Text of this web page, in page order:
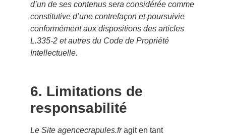
d’un de ses contenus sera considérée comme
constitutive d’une contrefaçon et poursuivie
conformément aux dispositions des articles
L.335-2 et autres du Code de Propriété
Intellectuelle.
6. Limitations de
responsabilité
Le Site agencecrapules.fragit en tant